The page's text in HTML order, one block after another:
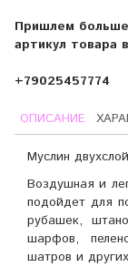
Пришлем
артикул товара
+79025457774
ОПИСАНИЕ
Муслин
Воздушная и
подойдет для
рубашек,
шарфов,
шатров и